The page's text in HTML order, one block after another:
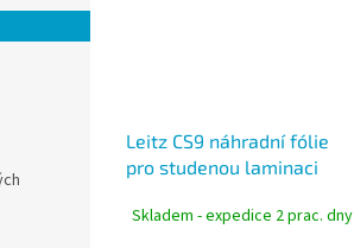
Leitz CS9 náhradní fólie
pro studenou laminaci
Skladem - expedice 2 prac. dny